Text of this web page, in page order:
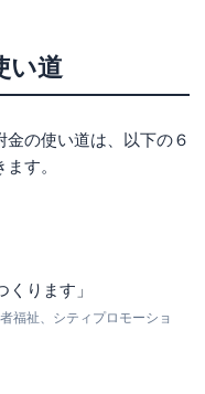
い道
金の使い道は、以下の６
す。
くります」
福祉、シティプロモーショ